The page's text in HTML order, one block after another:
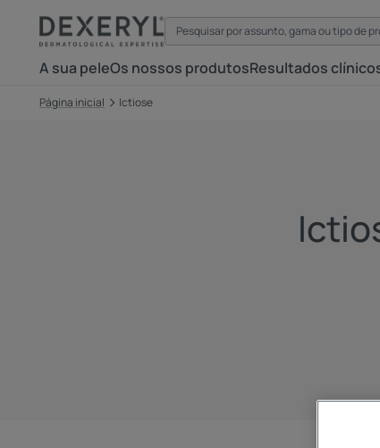
A sua peleOs nossos produtosResultados
Página inicial Ictiose